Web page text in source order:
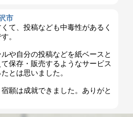
市
て、投稿なども中毒性があるく
。
や自分の投稿などを紙ベースと
保存・販売するようなサービス
とは思いました。
願は成就できました。ありがと